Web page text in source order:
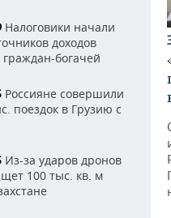
Налоговики начали
доходов
богачей
Россияне совершили
поездок в Грузию с
Из-за ударов дронов
100 тыс. кв. м